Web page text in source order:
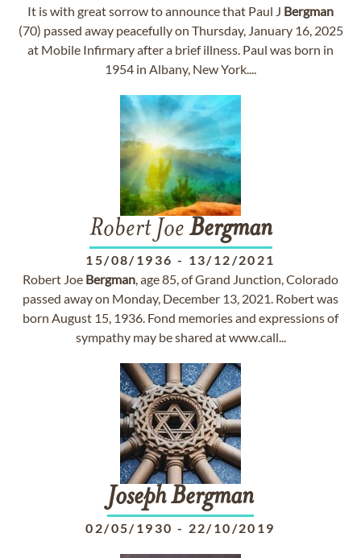
It is with great sorrow to announce that Paul J Bergman
(70) passed away peacefully on Thursday, January 16, 2025
at Mobile Infirmary after a brief illness. Paul was born in
1954 in Albany, New York....
Robert Joe Bergman
15/08/1936 - 13/12/2021
Robert Joe Bergman, age 85, of Grand Junction, Colorado
passed away on Monday, December 13, 2021. Robert was
born August 15, 1936. Fond memories and expressions of
sympathy may be shared at www.call...
JosephBergman
02/05/1930 - 22/10/2019